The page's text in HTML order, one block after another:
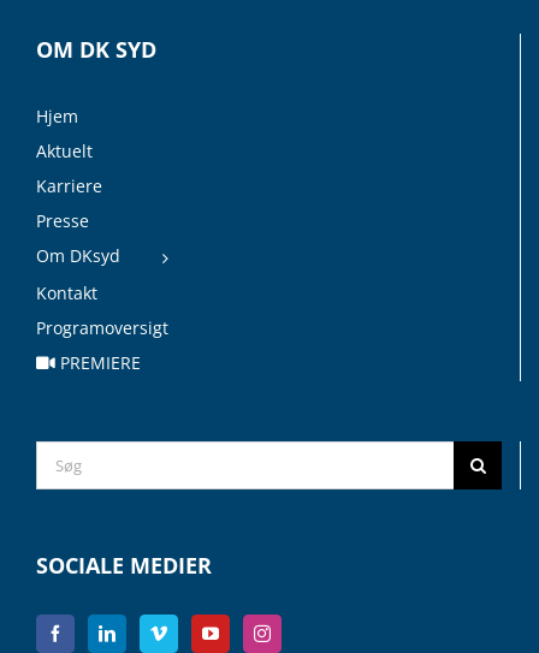
OM DK SYD
Hjem
Aktuelt
Karriere
Presse
Om DKsyd
Kontakt
Programoversigt
PREMIERE
Search
for:
SOCIALE MEDIER